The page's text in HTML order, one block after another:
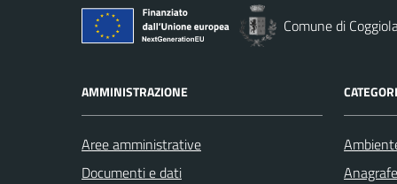
Comune di
AMMINISTRAZIONE
Aree amministrative
Documenti e dati